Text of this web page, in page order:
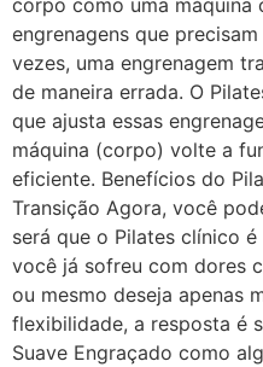
corpo como uma máquina
engrenagens que
vezes, uma engrenagem
de maneira errada. O
que ajusta essas
máquina (corpo) volte a
eficiente. Benefícios do
Transição Agora, você
será que o Pilates clínico é
você já sofreu com dores
ou mesmo deseja apenas
flexibilidade, a resposta é
Suave Engraçado como